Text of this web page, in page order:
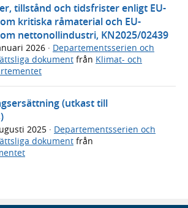
tillstånd och tidsfrister enligt EU-
kritiska råmaterial och EU-
nettonollindustri, KN2025/02439
2026 · Departementsserien och
dokument från Klimat- och
(utkast till
2025 · Departementsserien och
dokument från